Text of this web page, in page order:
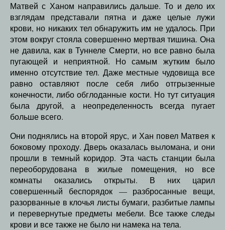
Матвей с Ханом направились дальше. То и дело их
взглядам представали пятна и даже целые лужи
крови, но никаких тел обнаружить им не удалось. При
этом вокруг стояла совершенно мертвая тишина. Она
не давила, как в Туннеле Смерти, но все равно была
пугающей и неприятной. Но самым жутким было
именно отсутствие тел. Даже местные чудовища все
равно оставляют после себя либо отгрызенные
конечности, либо обглоданные кости. Но тут ситуация
была другой, а неопределенность всегда пугает
больше всего.
Они поднялись на второй ярус, и Хан повел Матвея к
боковому проходу. Дверь оказалась выломана, и они
прошли в темный коридор. Эта часть станции была
переоборудована в жилые помещения, но все
комнаты оказались открыты. В них царил
совершенный беспорядок — разбросанные вещи,
разорванные в клочья листы бумаги, разбитые лампы
и перевернутые предметы мебели. Все также следы
крови и все также не было ни намека на тела.